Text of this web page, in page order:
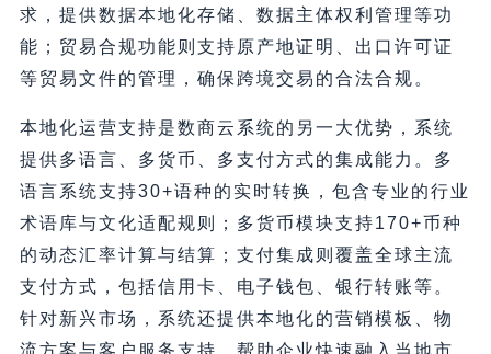
求，提供数据本地化存储、数据主体权利管理等功
能；贸易合规功能则支持原产地证明、出口许可证
等贸易文件的管理，确保跨境交易的合法合规。
本地化运营支持是数商云系统的另一大优势，系统
提供多语言、多货币、多支付方式的集成能力。多
语言系统支持30+语种的实时转换，包含专业的行业
术语库与文化适配规则；多货币模块支持170+币种
的动态汇率计算与结算；支付集成则覆盖全球主流
支付方式，包括信用卡、电子钱包、银行转账等。
针对新兴市场，系统还提供本地化的营销模板、物